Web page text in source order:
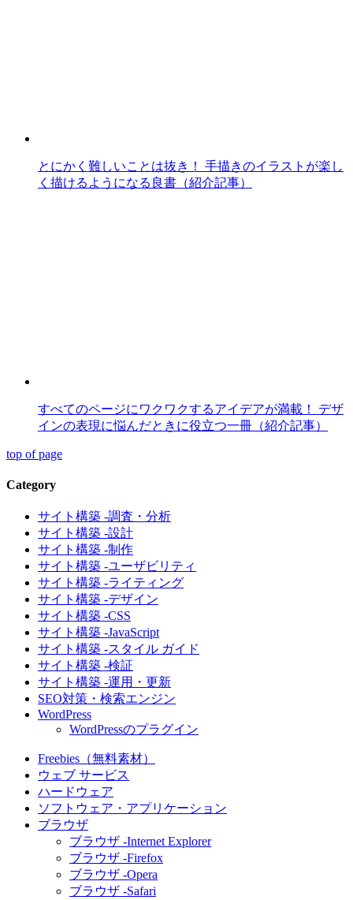
とにかく難しいことは抜き！ 手描きのイラストが楽し
く描けるようになる良書（紹介記事）
すべてのページにワクワクするアイデアが満載！ デザ
インの表現に悩んだときに役立つ一冊（紹介記事）
top of page
Category
サイト構築 -調査・分析
サイト構築 -設計
サイト構築 -制作
サイト構築 -ユーザビリティ
サイト構築 -ライティング
サイト構築 -デザイン
サイト構築 -CSS
サイト構築 -JavaScript
サイト構築 -スタイル ガイド
サイト構築 -検証
サイト構築 -運用・更新
SEO対策・検索エンジン
WordPress
WordPressのプラグイン
Freebies（無料素材）
ウェブ サービス
ハードウェア
ソフトウェア・アプリケーション
ブラウザ
ブラウザ -Internet Explorer
ブラウザ -Firefox
ブラウザ -Opera
ブラウザ -Safari